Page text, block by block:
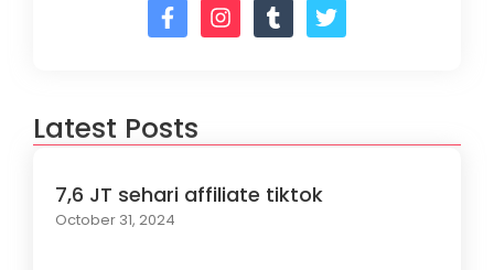
Latest Posts
7,6 JT sehari affiliate tiktok
October 31, 2024